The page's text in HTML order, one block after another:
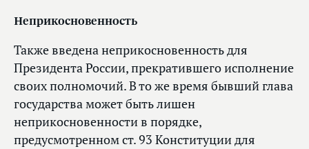
Неприкосновенность
Также введена неприкосновенность для
Президента России, прекратившего исполнение
своих полномочий. В то же время бывший глава
государства может быть лишен
неприкосновенности в порядке,
предусмотренном ст. 93 Конституции для